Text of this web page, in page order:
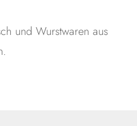
und Wurstwaren aus